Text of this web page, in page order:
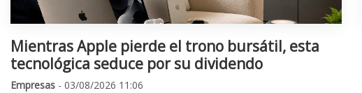
Mientras Apple pierde el trono bursátil, esta
tecnológica seduce por su dividendo
Empresas - 03/08/2026 11:06